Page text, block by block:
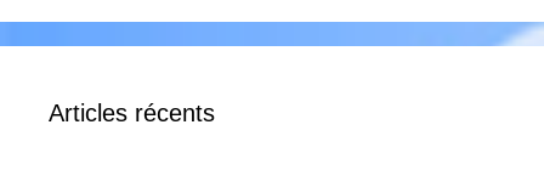
Articles récents